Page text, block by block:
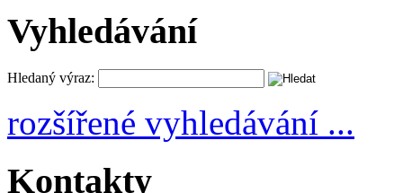
Vyhledávání
Hledaný výraz:
rozšířené vyhledávání ...
Kontakty